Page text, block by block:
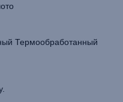
Термообработанный